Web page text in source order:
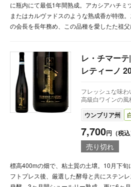
に瓶内にて最低1年間熟成。アカシアハチミ
またはカルヴァドスのような熟成香が特徴
の会長を長年務め、この品種を愛したた祖父
レ・チマー
レティーノ
フレッシュな味わ
高級白ワインの風
ウンブリア州
7,700円（税込
売り切れ
標高400mの畑で、粘土質の土壌。10月下
フトプレス後、厳選した酵母と共にステン